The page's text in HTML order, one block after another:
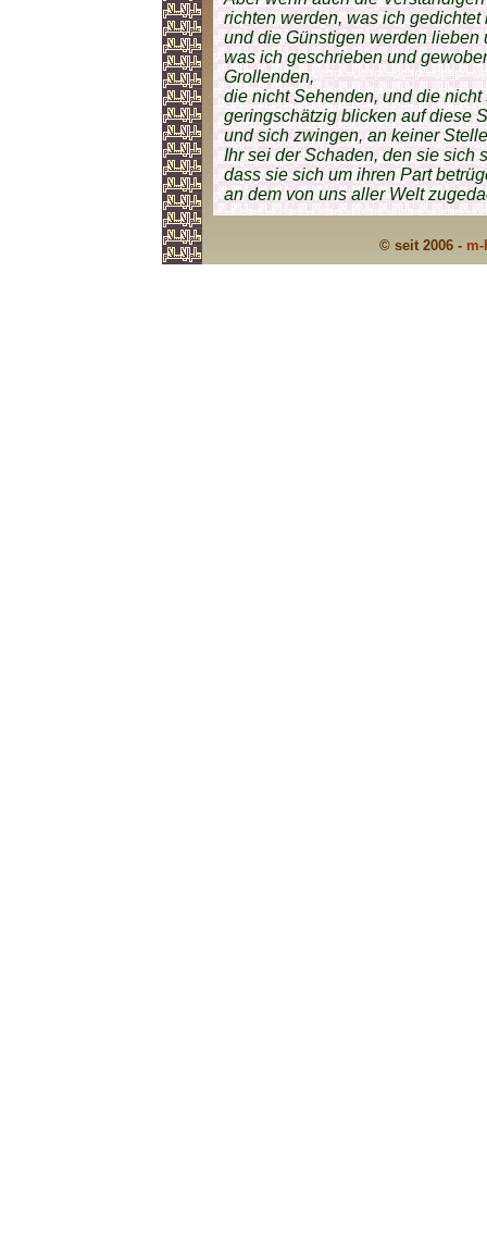
richten werden, was ich gedichtet
und die Günstigen werden lieben
was ich geschrieben und
Grollenden,
die nicht Sehenden, und die
geringschätzig blicken auf diese
und sich zwingen, an keiner
Ihr sei der Schaden, den sie sich
dass sie sich um ihren Part
an dem von uns aller Welt
© seit 2006 -